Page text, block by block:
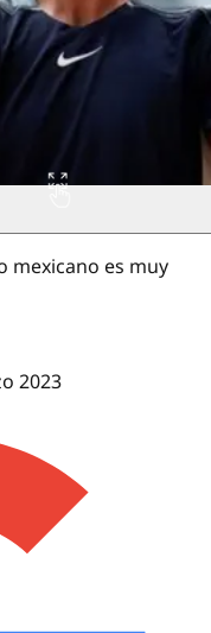
mexicano es muy
2023